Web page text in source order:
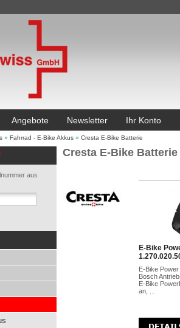
Angebote Newsletter Ihr Konto
» Fahrrad - E-Bike Akkus » Cresta E-Bike Batterie
aus
Cresta E-Bike Batterie
E-Bike
E-Bike
Bosch
E-Bike
an, ...